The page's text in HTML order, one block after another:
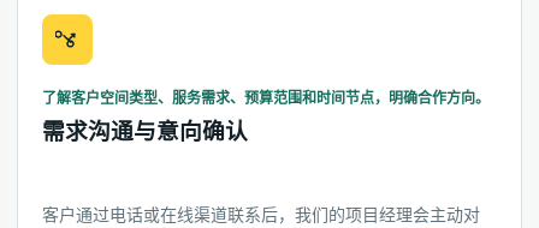
了解客户空间类型、服务需求、预算范围和时间节点，明确合作方向。
需求沟通与意向确认
客户通过电话或在线渠道联系后，我们的项目经理会主动对